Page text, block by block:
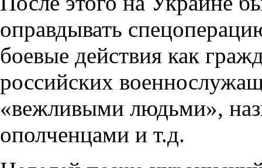
оправдывать
боевые действия как
российских
«вежливыми людьми»,
ополченцами и т.д.